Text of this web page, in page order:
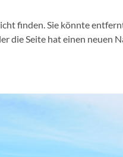
finden. Sie könnte
die Seite hat einen neuen